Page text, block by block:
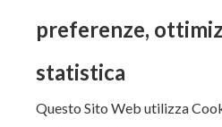
preferenze,
statistica
Questo Sito Web utilizza